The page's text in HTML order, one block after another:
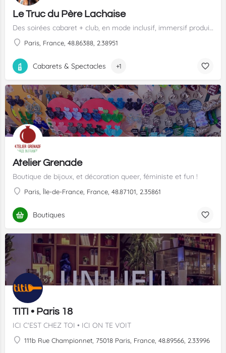
Le Truc du Père Lachaise
Des soirées cabaret + club, en mode inclusif, immersif produits par l'association Les Truculents
Paris, France, 48.86388, 2.38951
Cabarets & Spectacles +1
Atelier Grenade
Boutique de bijoux, et décoration queer, féministe et fun !
Paris, Île-de-France, France, 48.87101, 2.35861
Boutiques
TITI • Paris 18
ICI C'EST CHEZ TOI • ICI ON TE VOIT
111b Rue Championnet, 75018 Paris, France, 48.89566, 2.33996